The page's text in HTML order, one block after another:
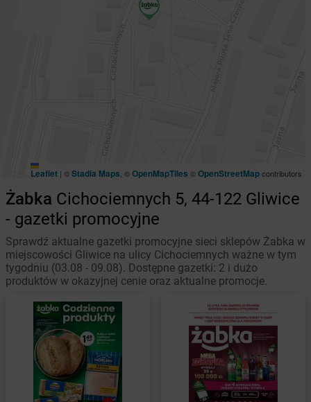
Leaflet | ©Stadia Maps , ©OpenMapTiles ©OpenStreetMapcontributors
Żabka Cichociemnych 5, 44-122 Gliwice
- gazetki promocyjne
Sprawdź aktualne gazetki promocyjne sieci sklepów Żabka w
miejscowości Gliwice na ulicy Cichociemnych ważne w tym
tygodniu (03.08 - 09.08). Dostępne gazetki: 2 i dużo
produktów w okazyjnej cenie oraz aktualne promocje.